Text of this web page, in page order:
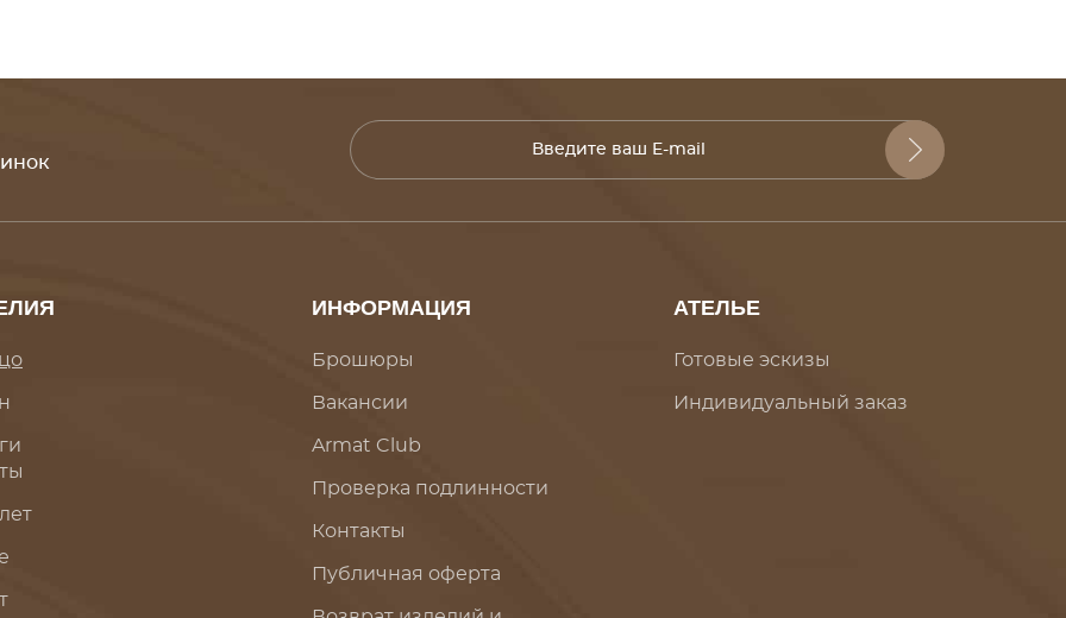
ИНФОРМАЦИЯ
Брошюры
Вакансии
Armat Club
Проверка подлинности
Контакты
Публичная оферта
АТЕЛЬЕ
Готовые эскизы
Индивидуальный заказ